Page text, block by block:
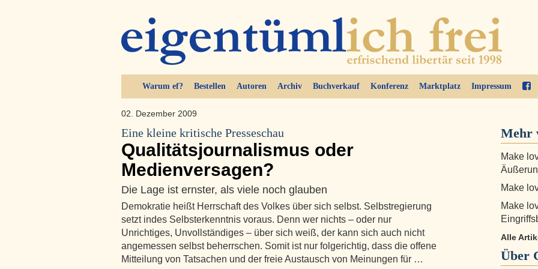
Warum ef? Bestellen Autoren Archiv Buchverkauf Konferenz Marktplatz Impressum
02. Dezember 2009
Eine kleine kritische Presseschau
Qualitätsjournalismus oder
Medienversagen?
Die Lage ist ernster, als viele noch glauben
Demokratie heißt Herrschaft des Volkes über sich selbst. Selbstregierung
setzt indes Selbsterkenntnis voraus. Denn wer nichts – oder nur
Unrichtiges, Unvollständiges – über sich weiß, der kann sich auch nicht
angemessen selbst beherrschen. Somit ist nur folgerichtig, dass die offene
Mitteilung von Tatsachen und der freie Austausch von Meinungen für …
Mehr
Make
Make
Make
Alle
Über